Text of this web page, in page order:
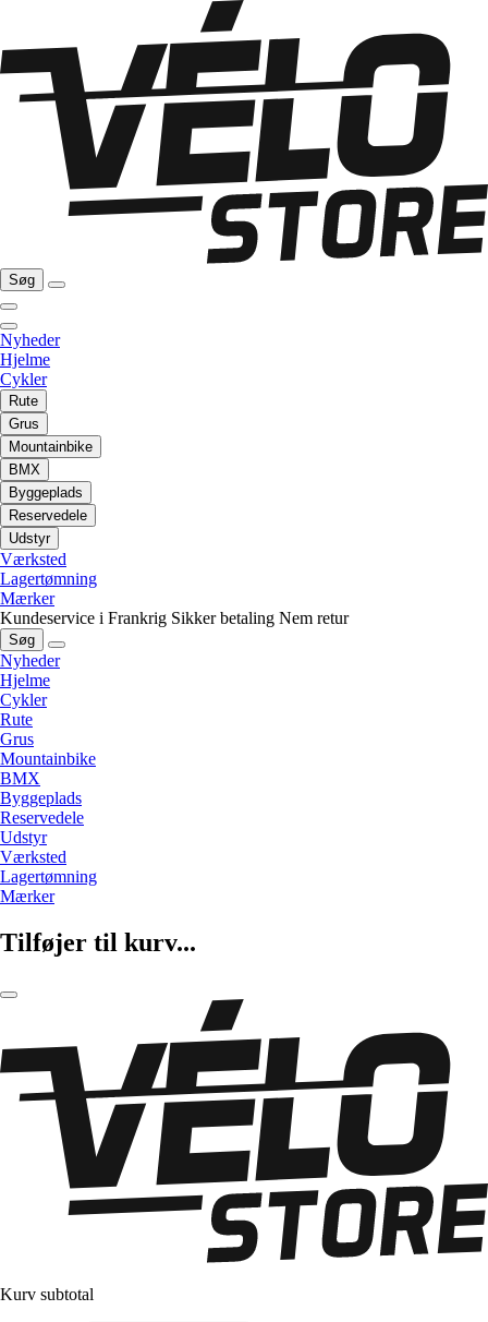
Søg
Nyheder
Hjelme
Cykler
Rute
Grus
Mountainbike
BMX
Byggeplads
Reservedele
Udstyr
Værksted
Lagertømning
Mærker
Kundeservice i Frankrig Sikker betaling Nem retur
Søg
Nyheder
Hjelme
Cykler
Rute
Grus
Mountainbike
BMX
Byggeplads
Reservedele
Udstyr
Værksted
Lagertømning
Mærker
Tilføjer til kurv...
Kurv subtotal